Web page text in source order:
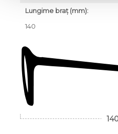
Lungime braț (mm):
140